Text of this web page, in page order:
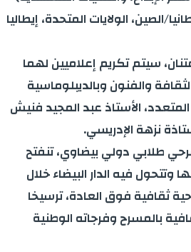
الصين، الولايات المتحدة، إيطاليا
سيتم تكريم إعلاميين لهما
والفنون وبالديبلوماسية
الأستاذ عبد المجيد فنيش
نزهة الإدريسي.
طلابي دولي بيضاوي، تنفتح
فيه الدار البيضاء خلال
ثقافية فوق العادة، ترسيخا
بالمسرح وفرجاته الوطنية